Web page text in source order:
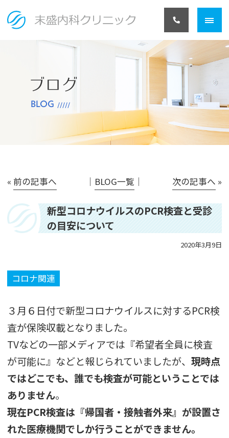
ブログ
BLOG
« 前の記事へ │ BLOG一覧 │ 次の記事へ »
新型コロナウイルスのPCR検査と受診
の目安について
2020年3月9日
コロナ関連
３月６日付で新型コロナウイルスに対するPCR検
査が保険収載となりました。
TVなどの一部メディアでは『希望者全員に検査
が可能に』などと報じられていましたが、現時点
ではどこでも、誰でも検査が可能ということでは
ありません。
現在PCR検査は『帰国者・接触者外来』が設置さ
れた医療機関でしか行うことができません。